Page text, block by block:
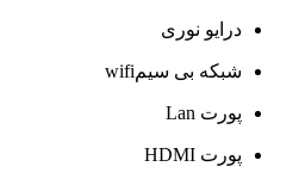
درایو نوری
شبکه بی سیمwifi
پورت Lan
پورت HDMI